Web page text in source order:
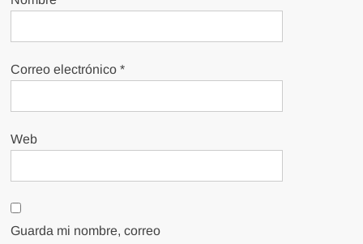
Correo electrónico*
Web
Guarda mi nombre, correo